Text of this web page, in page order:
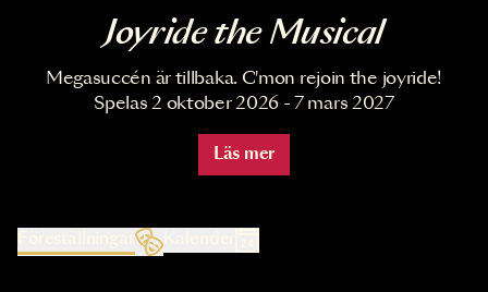
Joyride the Musical
Megasuccén är tillbaka. C'mon rejoin the joyride!
Spelas 2 oktober 2026 - 7 mars 2027
Läs mer
Kalender